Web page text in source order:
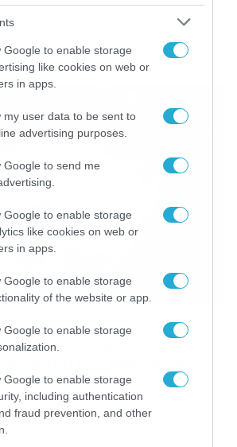
Google to enable storage
like cookies on web or
in apps.
my user data to be sent to
advertising purposes.
Google to send me
Google to enable storage
like cookies on web or
in apps.
Google to enable storage
of the website or app.
Google to enable storage
Google to enable storage
including authentication
fraud prevention, and other
θέλησαν να στηρίξουν και να
όσων κάθονται στα σπίτια τους
καραντίνα, λόγω των αυστηρών
του κορονοϊού, μία ομάδα
μπορείτε να δείτε και στο βίντεο, οι
και περπάτησαν στις γειτονιές […]
– Αστυνομικοί έκαναν
την καραντίνα. Σε μία απίστευτη
οι οποίοι έλαβαν μία
σε κλαμπ, προκειμένου να